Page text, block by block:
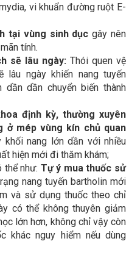
vi khuẩn đường ruột E-
tại vùng sinh dục gây nên
tính.
sẽ lâu ngày: Thói quen vệ
lâu ngày khiến nang tuyến
dần dần chuyển biến thành
định kỳ, thường xuyên
ở mép vùng kín chủ quan
khối nang lớn dần với nhiều
hiện mới đi thăm khám;
thể như: Tự ý mua thuốc sử
nang tuyến bartholin mới
và sử dụng thuốc theo chỉ
có thể không thuyên giảm
lớn hơn, không chỉ vậy còn
khác nguy hiểm nếu dùng